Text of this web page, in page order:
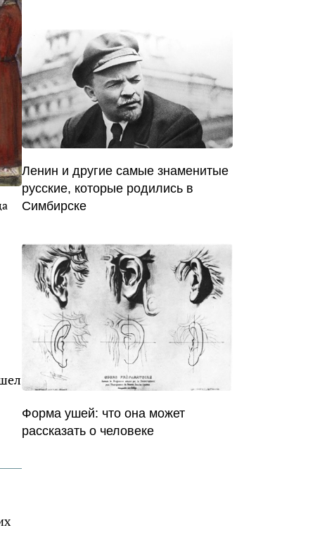
Ленин и другие самые знаменитые
русские, которые родились в
Симбирске
Форма ушей: что она может
рассказать о человеке